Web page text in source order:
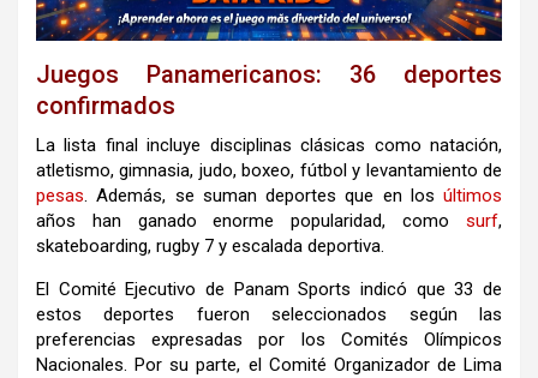
Juegos Panamericanos: 36 deportes
confirmados
La lista final incluye disciplinas clásicas como natación,
atletismo, gimnasia, judo, boxeo, fútbol y levantamiento de
pesas. Además, se suman deportes que en los últimos
años han ganado enorme popularidad, como surf,
skateboarding, rugby 7 y escalada deportiva.
El Comité Ejecutivo de Panam Sports indicó que 33 de
estos deportes fueron seleccionados según las
preferencias expresadas por los Comités Olímpicos
Nacionales. Por su parte, el Comité Organizador de Lima